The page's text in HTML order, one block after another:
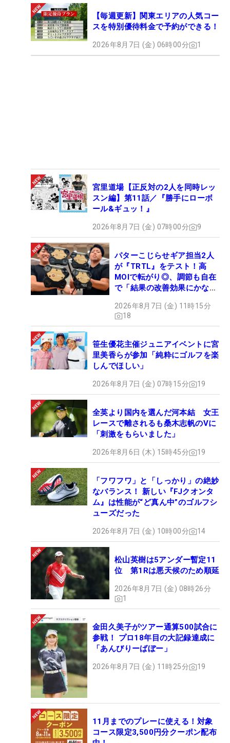
【毎週更新】関東エリアの人気コー
スを特別優待料金で予約ができる！
2026年8月7日 (金) 06時00分 1
宮里道場【正反対の2人を同時レッ
スン編】第11話／『勝手にローボ
ール&ギュッ！』
2026年8月7日 (金) 07時00分 9
パターこじらせギア担当2人
が『TRTL』をテスト！高
MOIで転がり◎、調節も自在
で「結果の改善効果にかなり
2026年8月7日 (金) 11時15分
18
笹生優花主催ジュニアイベントに宮
里美香らが参加「純粋にゴルフを楽
しんでほしい」
2026年8月7日 (金) 07時15分 19
全英より国内を選んだ河本結 女王
レースで離されるも桑木志帆のVに
「刺激をもらいました」
2026年8月6日 (木) 15時45分 19
「フワフワ」と「しっかり」の絶妙
なバランス！ 新しい『FJクオンタ
ム』は性能が“ど真ん中”のゴルフシ
ューズだった
2026年8月7日 (金) 10時00分 14
松山英樹は5アンダー暫定11
位 第1Rは悪天候のため順延
2026年8月7日 (金) 08時26分
1
金田久美子がツアー通算500試合に
参戦！ プロ18年目の大記録達成に
「あんびりーばぼー」
2026年8月7日 (金) 11時25分 19
11月までのプレーに使える！対象
コース限定3,500円分クーポン配布